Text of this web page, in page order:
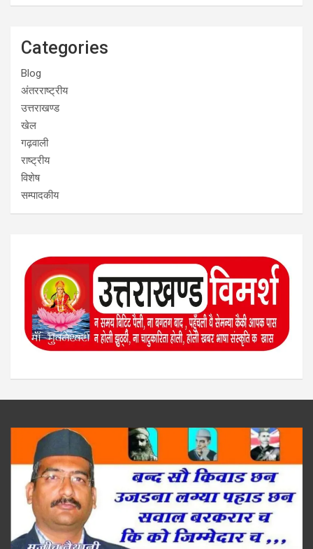
Categories
Blog
अंतरराष्ट्रीय
उत्तराखण्ड
खेल
गढ़वाली
राष्ट्रीय
विशेष
सम्पादकीय